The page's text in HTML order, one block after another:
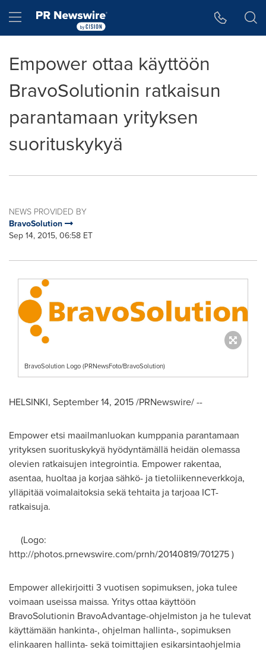
Hamburger menu
Empower ottaa käyttöön
BravoSolutionin ratkaisun
parantamaan yrityksen
suorituskykyä
NEWS PROVIDED BY
BravoSolution
Sep 14, 2015, 06:58 ET
BravoSolution Logo (PRNewsFoto/BravoSolution)
HELSINKI, September 14, 2015/PRNewswire/ --
Empower etsi maailmanluokan kumppania parantamaan
yrityksen suorituskykyä hyödyntämällä heidän olemassa
olevien ratkaisujen integrointia. Empower rakentaa,
asentaa, huoltaa ja korjaa sähkö- ja tietoliikenneverkkoja,
ylläpitää voimalaitoksia sekä tehtaita ja tarjoaa ICT-
ratkaisuja.
(Logo:
http://photos.prnewswire.com/prnh/20140819/701275 )
Empower allekirjoitti 3 vuotisen sopimuksen, joka tulee
voimaan useissa maissa. Yritys ottaa käyttöön
BravoSolutionin BravoAdvantage-ohjelmiston ja he tulevat
käyttämään hankinta-, ohjelman hallinta-, sopimuksen
elinkaaren hallinta- sekä toimittajien esikarsintaohjelmia